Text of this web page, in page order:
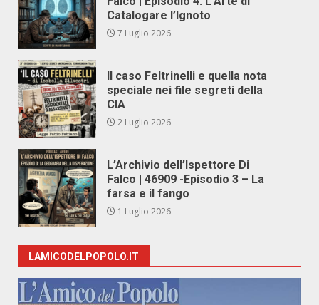
Catalogare l’Ignoto
7 Luglio 2026
Il caso Feltrinelli e quella nota
speciale nei file segreti della
CIA
2 Luglio 2026
L’Archivio dell’Ispettore Di
Falco | 46909 -Episodio 3 – La
farsa e il fango
1 Luglio 2026
LAMICODELPOPOLO.IT